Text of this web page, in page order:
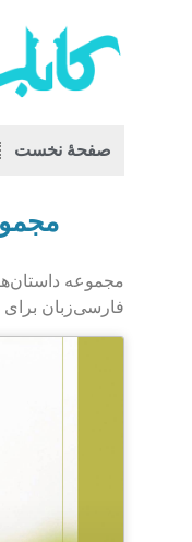
صفحۀ نخست
مجموعه
فارسی‌زبان برای